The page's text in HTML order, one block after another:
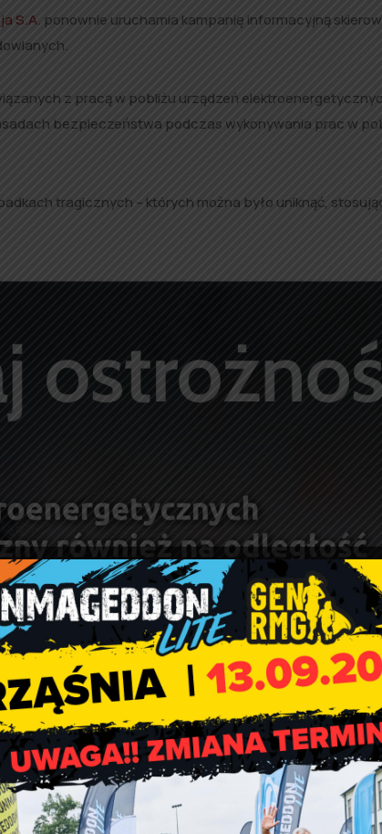
S.A. ponownie uruchamia kampanię informacyjną
z pracą w pobliżu urządzeń
bezpieczeństwa podczas wykonywania prac w
tragicznych – których można było uniknąć,